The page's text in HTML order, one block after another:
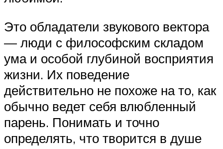
Это обладатели звукового вектора
— люди с философским складом
ума и особой глубиной восприятия
жизни. Их поведение
действительно не похоже на то, как
обычно ведет себя влюбленный
парень. Понимать и точно
определять, что творится в душе